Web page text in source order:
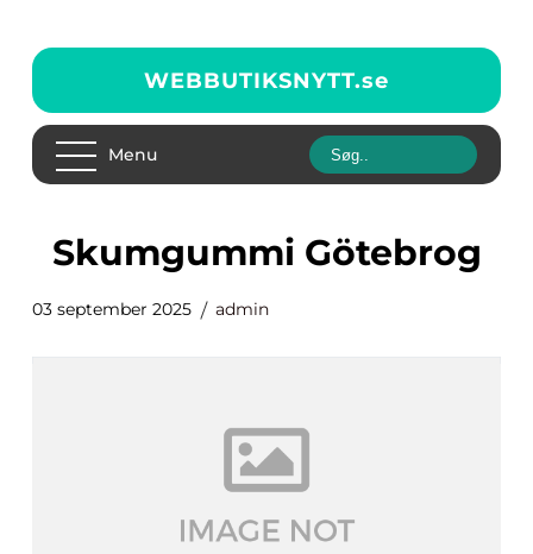
WEBBUTIKSNYTT.se
Menu
Skumgummi Götebrog
03 september 2025 admin